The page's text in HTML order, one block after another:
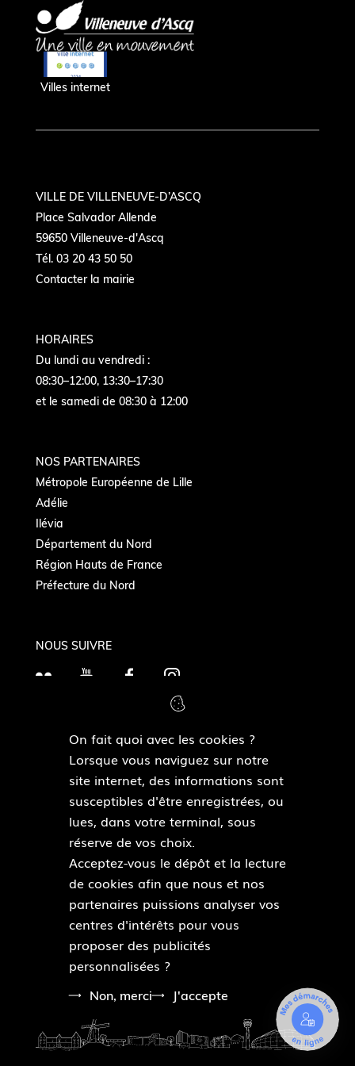
On fait quoi avec les cookies ?
Lorsque vous naviguez sur notre
site internet, des informations sont
susceptibles d'être enregistrées, ou
lues, dans votre terminal, sous
réserve de vos choix.
Acceptez-vous le dépôt et la lecture
de cookies afin que nous et nos
partenaires puissions analyser vos
centres d'intérêts pour vous
proposer des publicités
personnalisées ?
Non, merci J'accepte
M
e
s
Villes internet
VILLE DE VILLENEUVE-D’ASCQ
Place Salvador Allende
59650 Villeneuve-d'Ascq
Tél. 03 20 43 50 50
Contacter la mairie
HORAIRES
Du lundi au vendredi :
08:30–12:00, 13:30–17:30
et le samedi de 08:30 à 12:00
NOS PARTENAIRES
Métropole Européenne de Lille
Adélie
Ilévia
Département du Nord
Région Hauts de France
Préfecture du Nord
NOUS SUIVRE
F
Y
T
u
b
e
F
e
b
o
o
k
I
t
a
g
r
a
m
MAIRIES DE QUARTIERS
Découvrir les mairies de quartiers
ESPACE PRESSE
Accéder à l’espace presse
page
Plan du site
Mentions légales
Accessibilité : partiellement conforme
Données personnelles